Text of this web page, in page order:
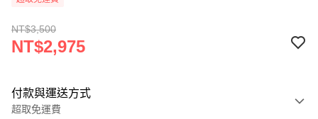
NT$3,500
NT$2,975
付款與運送方式
超取免運費